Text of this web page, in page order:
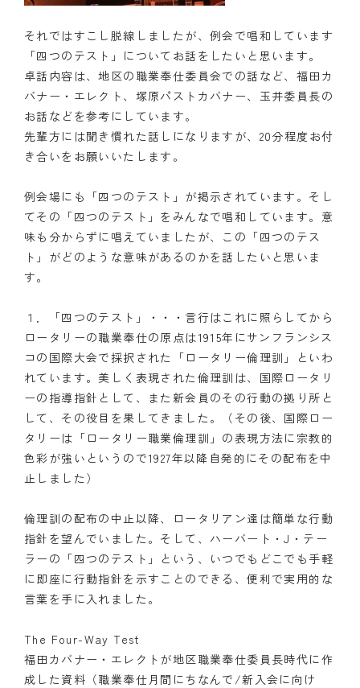
それではすこし脱線しましたが、例会で唱和しています
「四つのテスト」についてお話をしたいと思います。
卓話内容は、地区の職業奉仕委員会での話など、福田カ
バナー・エレクト、塚原パストカバナー、玉井委員長の
お話などを参考にしています。
先輩方には聞き慣れた話しになりますが、20分程度お付
き合いをお願いいたします。
例会場にも「四つのテスト」が掲示されています。そし
てその「四つのテスト」をみんなで唱和しています。意
味も分からずに唱えていましたが、この「四つのテス
ト」がどのような意味があるのかを話したいと思いま
す。
１．「四つのテスト」・・・言行はこれに照らしてから
ロータリーの職業奉仕の原点は1915年にサンフランシス
コの国際大会で採択された「ロータリー倫理訓」といわ
れています。美しく表現された倫理訓は、国際ロータリ
ーの指導指針として、また新会員のその行動の拠り所と
して、その役目を果してきました。（その後、国際ロー
タリーは「ロータリー職業倫理訓」の表現方法に宗教的
色彩が強いというので1927年以降自発的にその配布を中
止しました）
倫理訓の配布の中止以降、ロータリアン達は簡単な行動
指針を望んでいました。そして、ハーバート・J・テー
ラーの「四つのテスト」という、いつでもどこでも手軽
に即座に行動指針を示すことのできる、便利で実用的な
言葉を手に入れました。
The Four-Way Test
福田カバナー・エレクトが地区職業奉仕委員長時代に作
成した資料（職業奉仕月間にちなんで/新入会に向け